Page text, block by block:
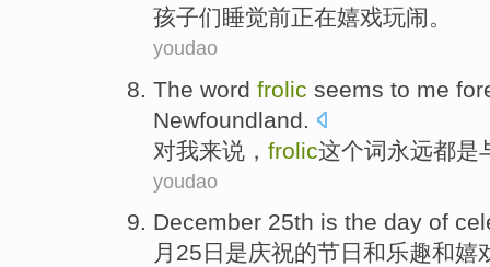
孩子们睡觉前正在嬉戏玩闹。
youdao
The word frolic seems to me
Newfoundland
对我来说， frolic这个词永远都是
youdao
December 25th is the day of
月 25日 是庆祝的节日 和乐趣和嬉